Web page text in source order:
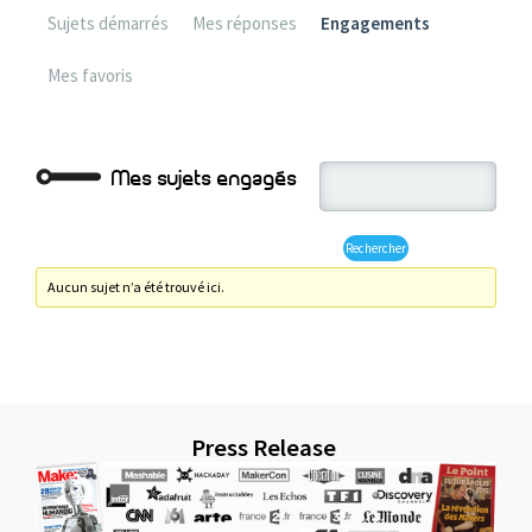
Sujets démarrés Mes réponses Engagements
Mes favoris
Mes sujets engagés
Aucun sujet n’a été trouvé ici.
Press Release